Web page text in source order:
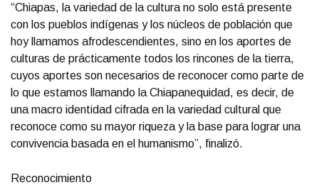
“Chiapas, la variedad de la cultura no solo está presente
con los pueblos indígenas y los núcleos de población que
hoy llamamos afrodescendientes, sino en los aportes de
culturas de prácticamente todos los rincones de la tierra,
cuyos aportes son necesarios de reconocer como parte de
lo que estamos llamando la Chiapanequidad, es decir, de
una macro identidad cifrada en la variedad cultural que
reconoce como su mayor riqueza y la base para lograr una
convivencia basada en el humanismo”, finalizó.
Reconocimiento